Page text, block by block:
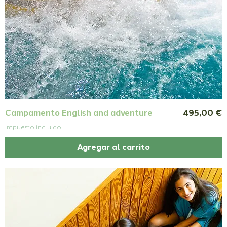
Campamento English and adventure Precio
495,00 €
Impuesto incluido
Agregar al carrito